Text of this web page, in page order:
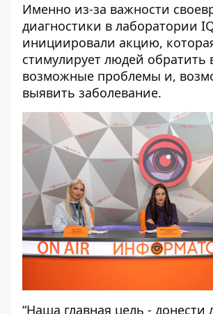
Именно из-за важности
диагностики в лаборатории
инициировали акцию,
стимулирует людей обратить
возможные проблемы и,
выявить заболевание.
“Наша главная цель - донести